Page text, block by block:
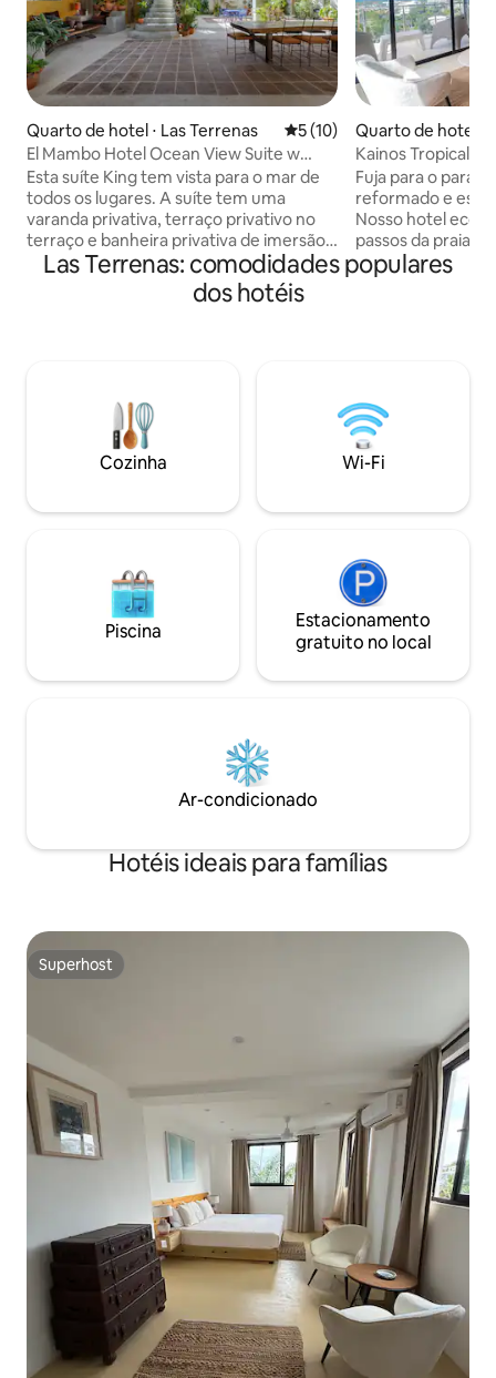
Quarto de hotel ⋅ Las Terrenas 5 de uma avaliação média
5 (10)
El Mambo Hotel Ocean View Suite w
Rooftop Terrace
Esta suíte King tem vista para o mar de
todos os lugares. A suíte tem uma
varanda privativa, terraço privativo no
terraço e banheira privativa de imersão
no telhado. O hotel tem uma localização
privilegiada ao longo do calçadão de
Punta Popy, ao lado do centro da cidade.
cobertura, ou aproveitar a localização
ideal à beira-mar, a poucos passos dos
melhores restaurantes e
entretenimento de Las Terrenas.
Quarto de hotel ⋅
Kainos Tropical
Fuja para o
reformado e
Nosso hotel
passos da praia
Terrenas! Acorde
deslumbrantes
viagem perfeita
inclui uma cama
privativo e ar
Las Terrenas: comodidades populares
dos hotéis
Cozinha Wi-Fi
Piscina
Estacionamento
gratuito no local
Ar-condicionado
Hotéis ideais para famílias
Superhost
Superhost